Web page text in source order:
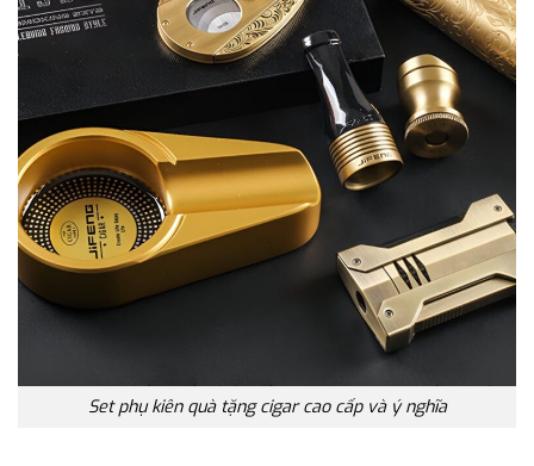
Set phụ kiên quà tặng cigar cao cấp và ý nghĩa